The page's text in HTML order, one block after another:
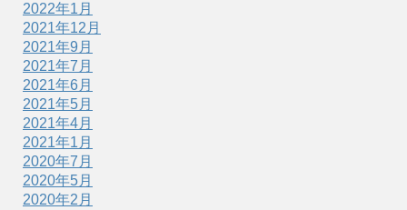
2022年1月
2021年12月
2021年9月
2021年7月
2021年6月
2021年5月
2021年4月
2021年1月
2020年7月
2020年5月
2020年2月